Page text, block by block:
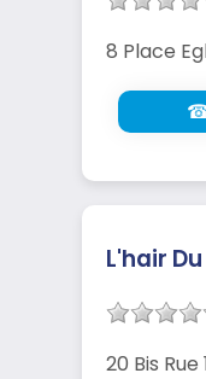
8 Place
☎
L'hair
20 Bis